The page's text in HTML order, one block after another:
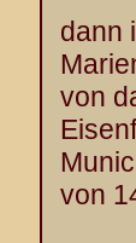
dann
von
von